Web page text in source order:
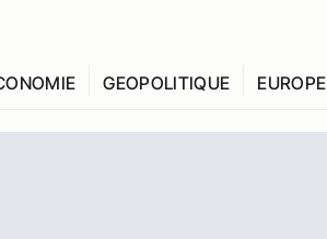
GEOPOLITIQUE EUROPE